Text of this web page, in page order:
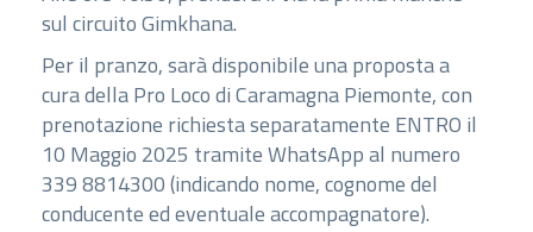
sul circuito Gimkhana.
Per il pranzo, sarà disponibile una proposta a
cura della Pro Loco di Caramagna Piemonte, con
prenotazione richiesta separatamente ENTRO il
10 Maggio 2025 tramite WhatsApp al numero
339 8814300 (indicando nome, cognome del
conducente ed eventuale accompagnatore).